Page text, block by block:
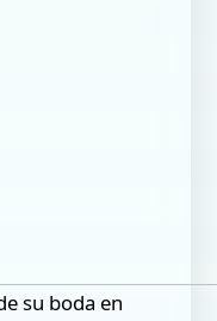
su boda en